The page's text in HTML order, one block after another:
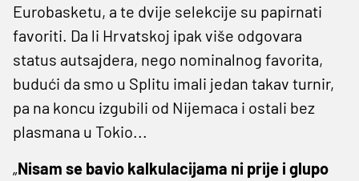
Eurobasketu, a te dvije selekcije su papirnati
favoriti. Da li Hrvatskoj ipak više odgovara
status autsajdera, nego nominalnog favorita,
budući da smo u Splitu imali jedan takav turnir,
pa na koncu izgubili od Nijemaca i ostali bez
plasmana u Tokio...
„Nisam se bavio kalkulacijama ni prije i glupo